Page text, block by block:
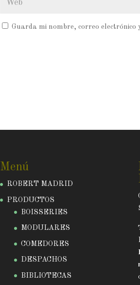
Guarda mi nombre, correo electrónico
Menú
ROBERT MADRID
PRODUCTOS
BOISSERIES
MODULARES
COMEDORES
DESPACHOS
BIBLIOTECAS